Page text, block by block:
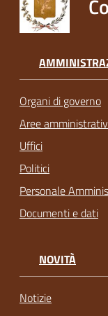
Organi di governo
Aree
Uffici
Politici
Personale
Documenti e dati
NOVITÀ
Notizie